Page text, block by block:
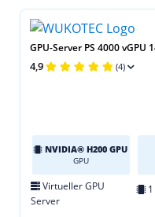
GPU-Server PS 4000 vGPU
4,9 (4)
NVIDIA® H200 GPU
GPU
Virtueller GPU
Server
1